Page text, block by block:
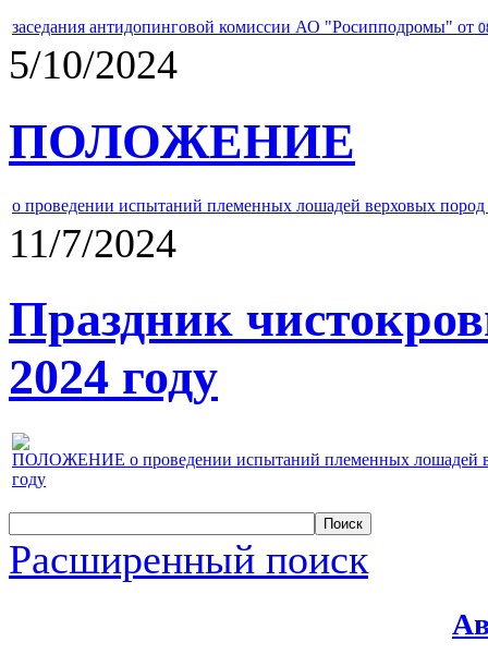
заседания антидопинговой комиссии АО "Росипподромы" от
5/10/2024
ПОЛОЖЕНИЕ
о проведении испытаний племенных лошадей верховых
11/7/2024
Праздник
2024 году
ПОЛОЖЕНИЕ о проведении испытаний племенных лошадей
году
Расширенный поиск